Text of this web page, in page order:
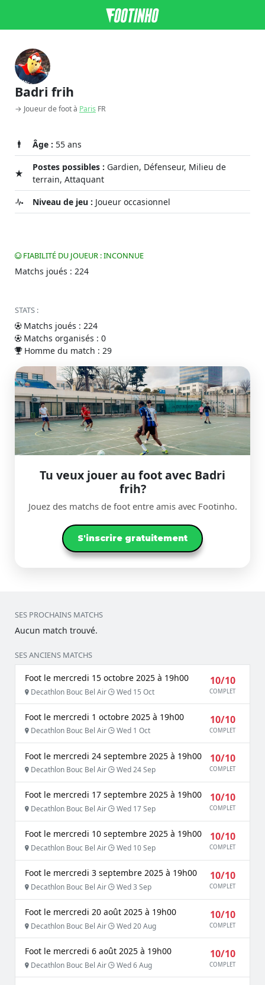
Badri frih
→ Joueur de foot à Paris FR
Âge : 55 ans
Postes possibles : Gardien, Défenseur, Milieu de
terrain, Attaquant
Niveau de jeu : Joueur occasionnel
FIABILITÉ DU JOUEUR : INCONNUE
Matchs joués : 224
STATS :
Matchs joués : 224
Matchs organisés : 0
Homme du match : 29
Tu veux jouer au foot avec Badri
frih?
Jouez des matchs de foot entre amis avec Footinho.
S'inscrire gratuitement
SES PROCHAINS MATCHS
Aucun match trouvé.
SES ANCIENS MATCHS
Foot le mercredi 15 octobre 2025 à 19h00
Decathlon Bouc Bel Air Wed 15 Oct
10/10
COMPLET
Foot le mercredi 1 octobre 2025 à 19h00
Decathlon Bouc Bel Air Wed 1 Oct
10/10
COMPLET
Foot le mercredi 24 septembre 2025 à 19h00
Decathlon Bouc Bel Air Wed 24 Sep
10/10
COMPLET
Foot le mercredi 17 septembre 2025 à 19h00
Decathlon Bouc Bel Air Wed 17 Sep
10/10
COMPLET
Foot le mercredi 10 septembre 2025 à 19h00
Decathlon Bouc Bel Air Wed 10 Sep
10/10
COMPLET
Foot le mercredi 3 septembre 2025 à 19h00
Decathlon Bouc Bel Air Wed 3 Sep
10/10
COMPLET
Foot le mercredi 20 août 2025 à 19h00
Decathlon Bouc Bel Air Wed 20 Aug
10/10
COMPLET
Foot le mercredi 6 août 2025 à 19h00
Decathlon Bouc Bel Air Wed 6 Aug
10/10
COMPLET